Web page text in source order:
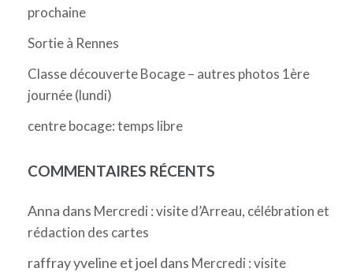
prochaine
Sortie à Rennes
Classe découverte Bocage – autres photos 1ère
journée (lundi)
centre bocage: temps libre
COMMENTAIRES RÉCENTS
Anna dans Mercredi : visite d’Arreau, célébration et
rédaction des cartes
raffray yveline et joel dans Mercredi : visite